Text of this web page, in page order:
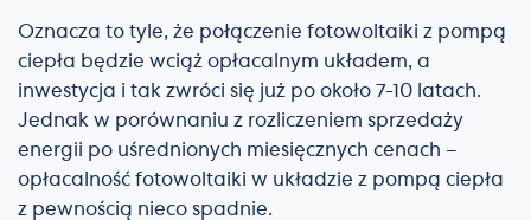
Oznacza to tyle, że połączenie fotowoltaiki z pompą
ciepła będzie wciąż opłacalnym układem, a
inwestycja i tak zwróci się już po około 7-10 latach.
Jednak w porównaniu z rozliczeniem sprzedaży
energii po uśrednionych miesięcznych cenach –
opłacalność fotowoltaiki w układzie z pompą ciepła
z pewnością nieco spadnie.